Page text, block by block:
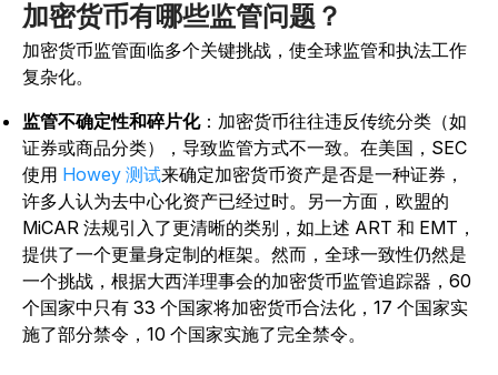
加密货币有哪些监管问题？
加密货币监管面临多个关键挑战，使全球监管和执法工作
复杂化。
监管不确定性和碎片化：加密货币往往违反传统分类（如
证券或商品分类），导致监管方式不一致。在美国，SEC
使用 Howey 测试来确定加密货币资产是否是一种证券，
许多人认为去中心化资产已经过时。另一方面，欧盟的
MiCAR 法规引入了更清晰的类别，如上述 ART 和 EMT，
提供了一个更量身定制的框架。然而，全球一致性仍然是
一个挑战，根据大西洋理事会的加密货币监管追踪器，60
个国家中只有 33 个国家将加密货币合法化，17 个国家实
施了部分禁令，10 个国家实施了完全禁令。